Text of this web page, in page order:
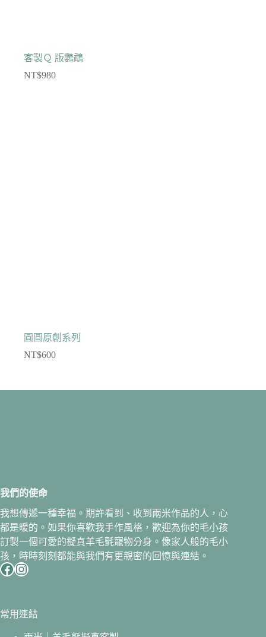
客製Ｑ 版鸚鵡
NT$980
圓圓原創系列
NT$600
我們的使命
我想傳遞一種幸福。期許看到、收到兩米作品的人，心
都是暖的。如果你喜歡我手作風格，歡迎為你的毛小孩
訂製一個可愛的擬真羊毛氈寵物分身。像家人般的毛小
孩，時時刻刻都能與我們有更親密的回憶與連結。
Facebook
Instagram
常用連結